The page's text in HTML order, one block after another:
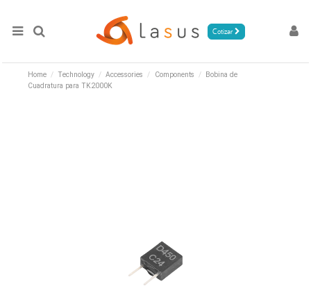
Cotizar
Home Technology Accessories Components
Bobina de
Cuadratura para TK2000K